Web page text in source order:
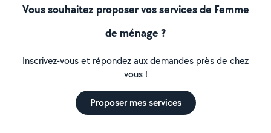
Vous souhaitez proposer vos services de Femme
de ménage ?
Inscrivez-vous et répondez aux demandes près de chez
vous !
Proposer mes services